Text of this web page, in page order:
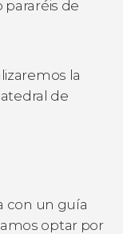
pararéis de
la
de
con un guía
optar por